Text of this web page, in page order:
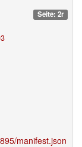
Seite: 2r
manifest.json